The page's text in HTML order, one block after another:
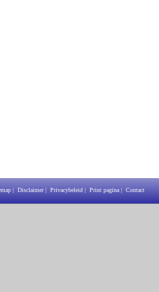
| Disclaimer| Privacybeleid | Print pagina | Contact